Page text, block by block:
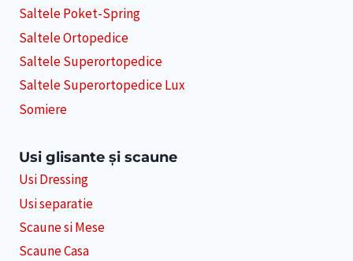
Saltele Poket-Spring
Saltele Ortopedice
Saltele Superortopedice
Saltele Superortopedice Lux
Somiere
Usi glisante și scaune
Usi Dressing
Usi separatie
Scaune si Mese
Scaune Casa